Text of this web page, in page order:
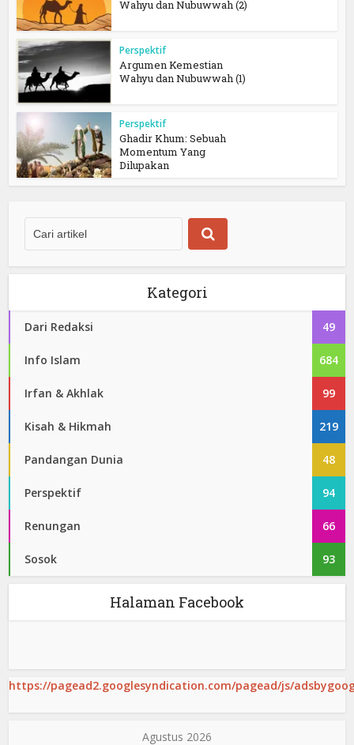
Wahyu dan Nubuwwah (2)
Perspektif
Argumen Kemestian
Wahyu dan Nubuwwah (1)
Perspektif
Ghadir Khum: Sebuah
Momentum Yang
Dilupakan
Kategori
Dari Redaksi 49
Info Islam 684
Irfan & Akhlak 99
Kisah & Hikmah 219
Pandangan Dunia 48
Perspektif 94
Renungan 66
Sosok 93
Halaman Facebook
https://pagead2.googlesyndication.com/pagead/js/
Agustus 2026